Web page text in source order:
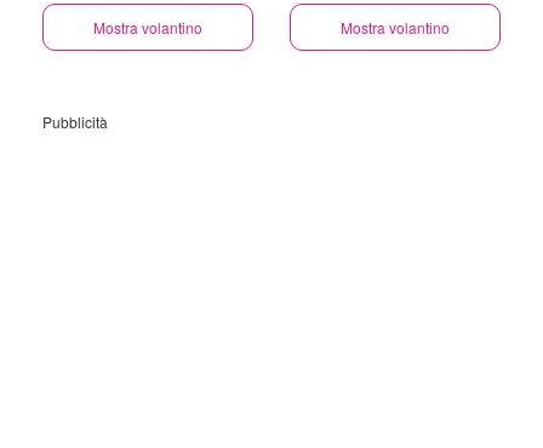
Mostra volantino Mostra volantino
Pubblicità